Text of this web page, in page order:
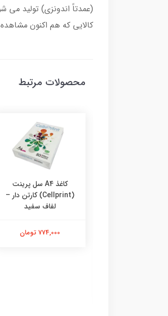
کالایی که هم اکنون مشاهده می فرمایید کاغذ آ4
محصولات مرتبط
کاغذ A4 سل پرینت
(Cellprint) کارتن دار –
لفاف سفید
774,000 تومان